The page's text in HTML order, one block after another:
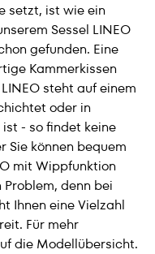
setzt, ist wie ein
Sessel LINEO
gefunden. Eine
Kammerkissen
steht auf einem
oder in
- so findet keine
Sie können bequem
mit Wippfunktion
denn bei
Ihnen eine Vielzahl
Für mehr
die Modellübersicht.